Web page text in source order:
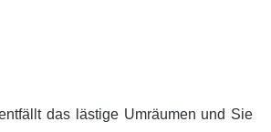
das lästige Umräumen und Sie